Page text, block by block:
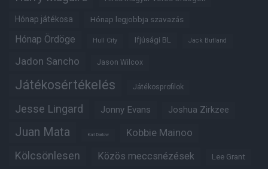
Hónap játékosa Hónap legjobbja szavazás
Hónap Ördöge Hull City Ifjúsági BL Jack Butland
Jadon Sancho Jason Wilcox
Játékosértékelés Játékosprofilok
Jesse Lingard Jonny Evans Joshua Zirkzee
Juan Mata Karl Darlow Kobbie Mainoo
Kölcsönlesen Közös meccsnézések Lee Grant